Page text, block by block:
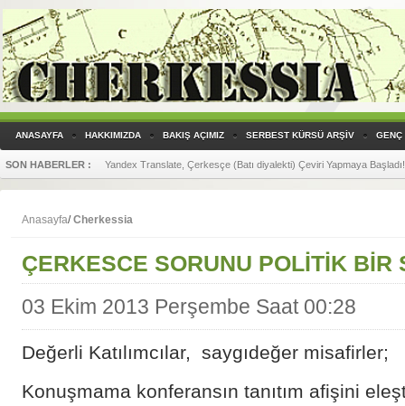
ANASAYFA HAKKIMIZDA BAKIŞ AÇIMIZ SERBEST KÜRSÜ ARŞİV GENÇ
SON HABERLER : Yandex Translate, Çerkesçe (Batı diyalekti) Çeviri Yapmaya Başladı!
Anasayfa/Cherkessia
ÇERKESCE SORUNU POLİTİK BİR
03 Ekim 2013 Perşembe Saat 00:28
Değerli Katılımcılar, saygıdeğer misafirler;
Konuşmama konferansın tanıtım afişini